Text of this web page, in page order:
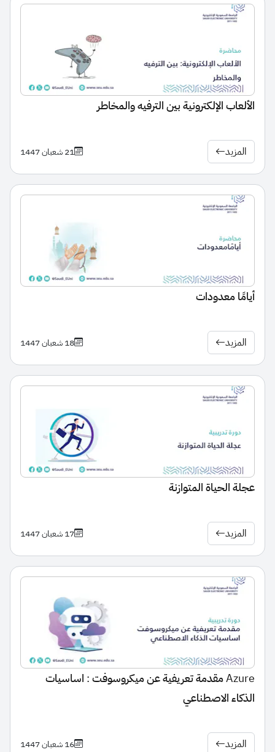
الألعاب الإلكترونية بين الترفيه والمخاطر
المزيد 21 شعبان 1447
أيامًا معدودات
المزيد 18 شعبان 1447
عجلة الحياة المتوازنة
المزيد 17 شعبان 1447
Azure مقدمة تعريفية عن ميكروسوفت : اساسيات
الذكاء الاصطناعي
المزيد 16 شعبان 1447